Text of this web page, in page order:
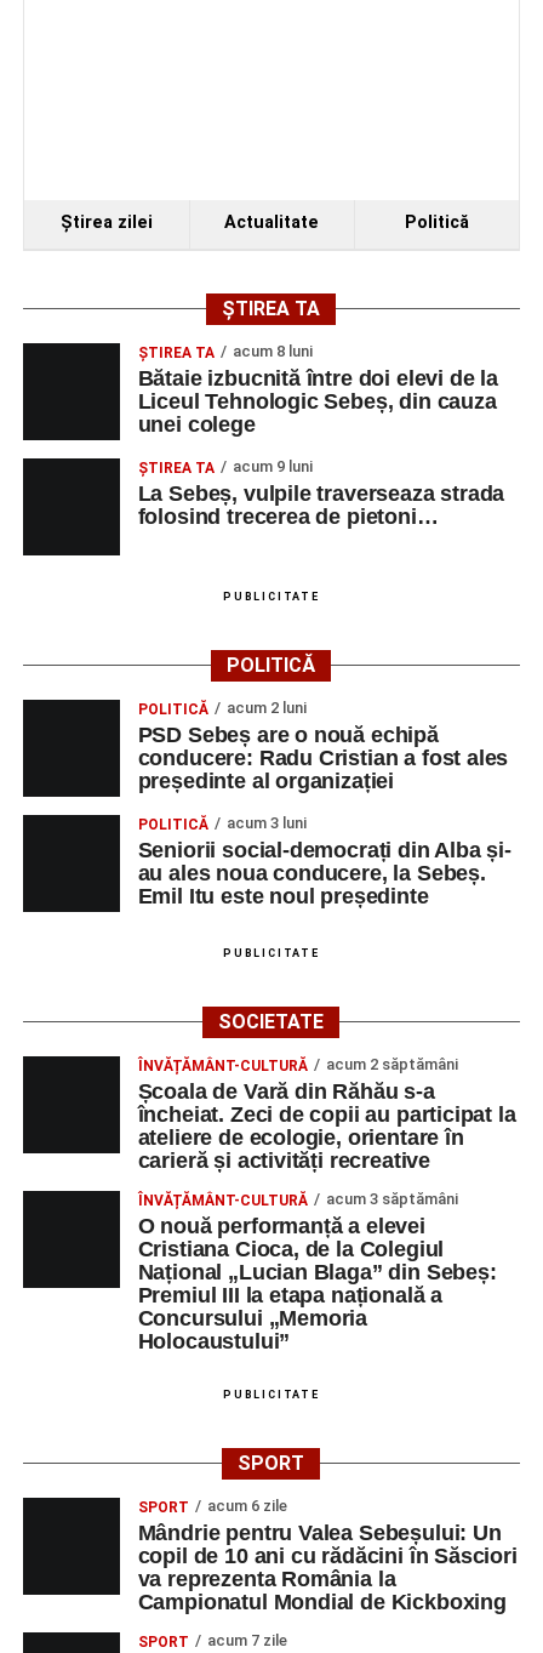
Ştirea zilei Actualitate Politică
ȘTIREA TA
ŞTIREA TA acum 8 luni
Bătaie izbucnită între doi elevi de la
Liceul Tehnologic Sebeș, din cauza
unei colege
ŞTIREA TA acum 9 luni
La Sebeș, vulpile traverseaza strada
folosind trecerea de pietoni…
PUBLICITATE
POLITICĂ
POLITICĂ acum 2 luni
PSD Sebeș are o nouă echipă
conducere: Radu Cristian a fost ales
președinte al organizației
POLITICĂ acum 3 luni
Seniorii social-democrați din Alba și-
au ales noua conducere, la Sebeș.
Emil Itu este noul președinte
PUBLICITATE
SOCIETATE
ÎNVĂȚĂMÂNT-CULTURĂ acum 2 săptămâni
Școala de Vară din Răhău s-a
încheiat. Zeci de copii au participat la
ateliere de ecologie, orientare în
carieră și activități recreative
ÎNVĂȚĂMÂNT-CULTURĂ acum 3 săptămâni
O nouă performanță a elevei
Cristiana Cioca, de la Colegiul
Național „Lucian Blaga” din Sebeș:
Premiul III la etapa națională a
Concursului „Memoria
Holocaustului”
PUBLICITATE
SPORT
SPORT acum 6 zile
Mândrie pentru Valea Sebeșului: Un
copil de 10 ani cu rădăcini în Săsciori
va reprezenta România la
Campionatul Mondial de Kickboxing
SPORT acum 7 zile